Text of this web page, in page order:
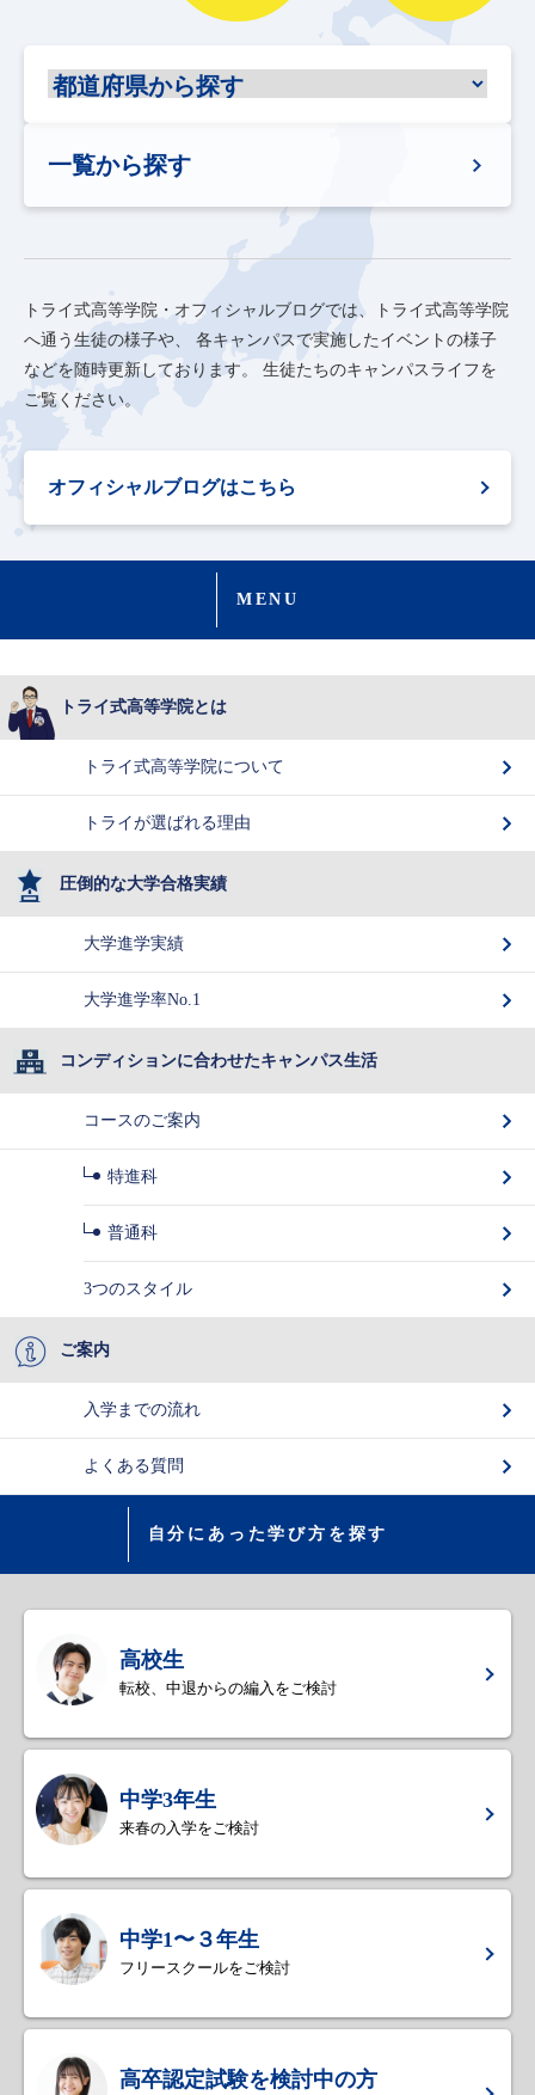
一覧から探す
トライ式高等学院・オフィシャルブログでは、トライ式高等学院
へ通う生徒の様子や、
各キャンパスで実施したイベントの様子
などを随時更新しております。
生徒たちのキャンパスライフを
ご覧ください。
オフィシャルブログはこちら
MENU
トライ式高等学院とは
トライ式高等学院について
トライが選ばれる理由
圧倒的な大学合格実績
大学進学実績
大学進学率No.1
コンディションに合わせたキャンパス生活
コースのご案内
特進科
普通科
3つのスタイル
ご案内
入学までの流れ
よくある質問
自分にあった学び方を探す
高校生
転校、中退からの編入をご検討
中学3年生
来春の入学をご検討
中学1〜３年生
フリースクールをご検討
高卒認定試験を検討中の方